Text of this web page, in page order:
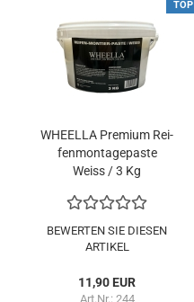
TOP
WHEEL­LA Pre­mi­um Rei­
fen­mon­ta­ge­pas­te
Weiss / 3 Kg
BEWERTEN SIE DIESEN
ARTIKEL
11,90 EUR
Art.Nr.: 244